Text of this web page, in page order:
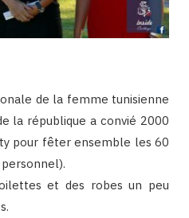
de la femme tunisienne
la république a convié 2000
pour fêter ensemble les 60
personnel).
et des robes un peu